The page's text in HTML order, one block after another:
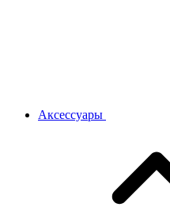
Аксессуары